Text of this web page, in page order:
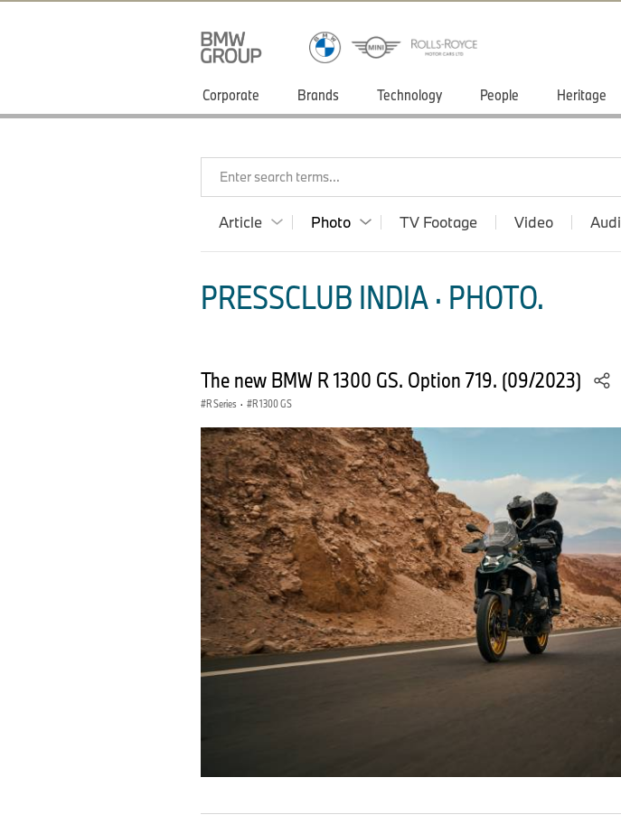
Corporate Brands Technology People Heritage
Enter search terms...
Article Photo TV Footage Video
PRESSCLUB INDIA · PHOTO.
The new BMW R 1300 GS. Option 719. (09/2023)
R Series · R 1300 GS